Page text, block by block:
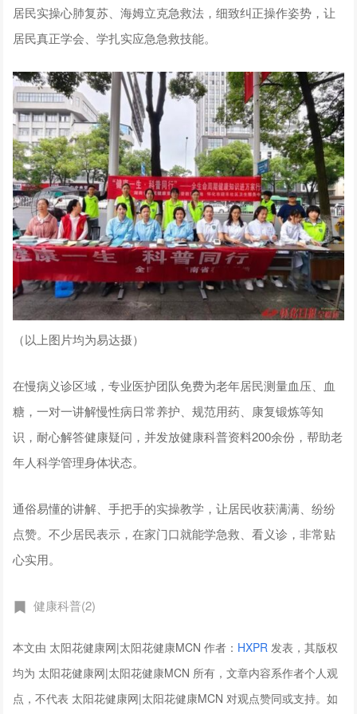
居民实操心肺复苏、海姆立克急救法，细致纠正操作姿势，让
居民真正学会、学扎实应急急救技能。
（以上图片均为易达摄）
在慢病义诊区域，专业医护团队免费为老年居民测量血压、血
糖，一对一讲解慢性病日常养护、规范用药、康复锻炼等知
识，耐心解答健康疑问，并发放健康科普资料200余份，帮助老
年人科学管理身体状态。
通俗易懂的讲解、手把手的实操教学，让居民收获满满、纷纷
点赞。不少居民表示，在家门口就能学急救、看义诊，非常贴
心实用。
健康科普(2)
本文由 太阳花健康网|太阳花健康MCN 作者： HXPR 发表，其版权
均为 太阳花健康网|太阳花健康MCN 所有，文章内容系作者个人观
点，不代表 太阳花健康网|太阳花健康MCN 对观点赞同或支持。如